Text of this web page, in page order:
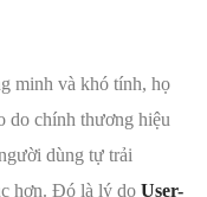
minh và khó tính, họ
do chính thương hiệu
dùng tự trải
hơn. Đó là lý do User-